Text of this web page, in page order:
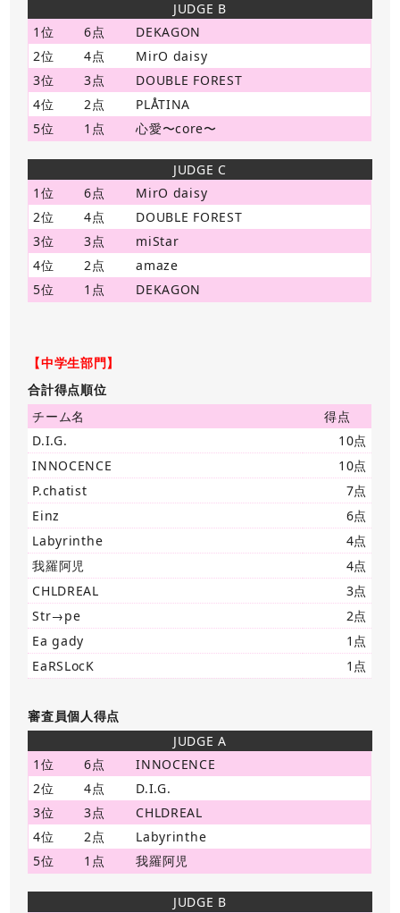
JUDGE B
1位
6点
DEKAGON
2位
4点
MirO daisy
3位
3点
DOUBLE FOREST
4位
2点
PLÅTINA
5位
1点 心愛〜core〜
JUDGE C
1位
6点
MirO daisy
2位
4点
DOUBLE FOREST
3位
3点
miStar
4位
2点
amaze
5位
1点 DEKAGON
【中学生部門】
合計得点順位
チーム名
得点
D.I.G.
10点
INNOCENCE
10点
P.chatist
7点
Einz
6点
Labyrinthe
4点
我羅阿児
4点
CHLDREAL
3点
Str→pe
2点
Ea gady
1点
EaRSLocK
1点
審査員個人得点
JUDGE A
1位
6点
INNOCENCE
2位
4点
D.I.G.
3位
3点
CHLDREAL
4位
2点
Labyrinthe
5位
1点 我羅阿児
JUDGE B